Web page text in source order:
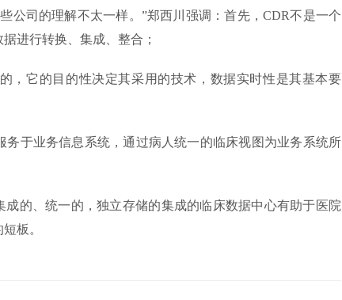
公司的理解不太一样。”郑西川强调：首先，CDR不是一个
进行转换、集成、整合；
，它的目的性决定其采用的技术，数据实时性是其基本要
于业务信息系统，通过病人统一的临床视图为业务系统所
的、统一的，独立存储的集成的临床数据中心有助于医院
板。